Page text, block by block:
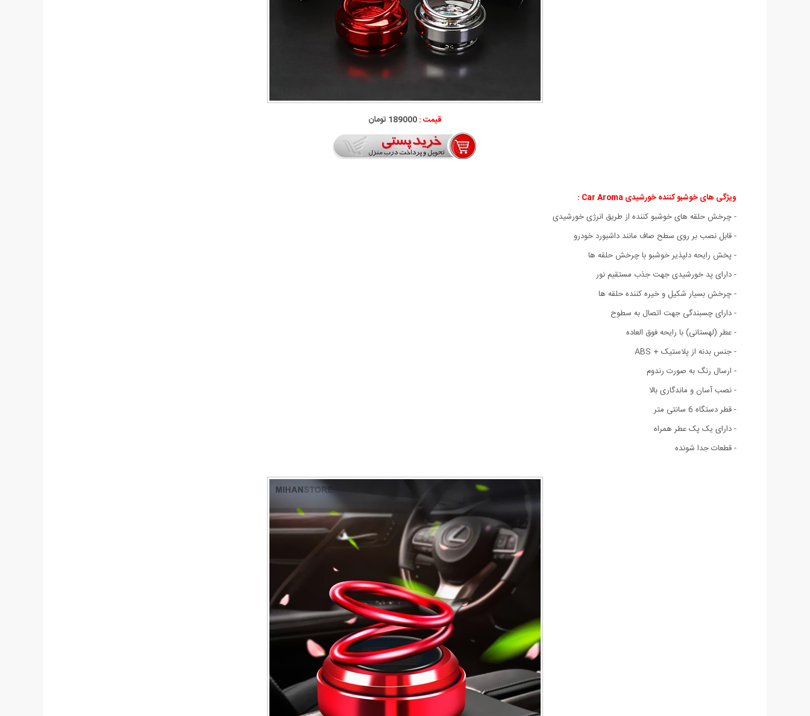
قیمت :189000 تومان
ویژگی های خوشبو کننده خورشیدی Car Aroma :
- چرخش حلقه های خوشبو کننده از طریق انرژی خورشیدی
- قابل نصب بر روی سطح صاف مانند داشبورد خودرو
- پخش رایحه دلپذیر خوشبو با چرخش حلقه ها
- دارای پد خورشیدی جهت جذب مستقیم نور
- چرخش بسیار شکیل و خیره کننده حلقه ها
- دارای چسبندگی جهت اتصال به سطوح
- عطر (لهستانی) با رایحه فوق العاده
- جنس بدنه از پلاستیک + ABS
- ارسال رنگ به صورت رندوم
- نصب آسان و ماندگاری بالا
- قطر دستگاه 6 سانتی متر
- دارای یک پک عطر همراه
- قطعات جدا شونده